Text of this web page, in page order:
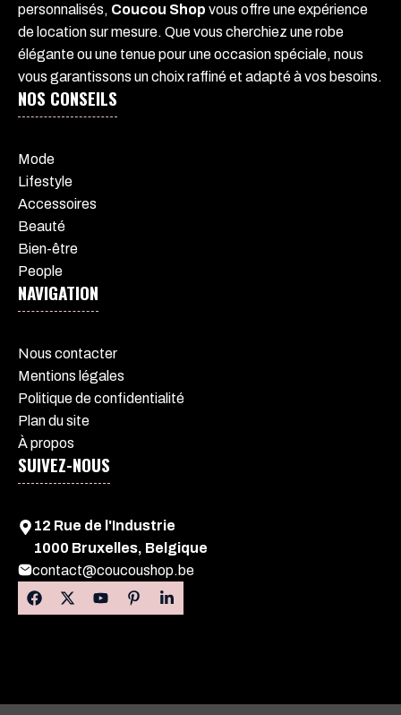
personnalisés, Coucou Shop vous offre une expérience
de location sur mesure. Que vous cherchiez une robe
élégante ou une tenue pour une occasion spéciale, nous
vous garantissons un choix raffiné et adapté à vos besoins.
NOS CONSEILS
Mode
Lifestyle
Accessoires
Beauté
Bien-être
People
NAVIGATION
Nous contacter
Mentions légales
Politique de confidentialité
Plan du site
À propos
SUIVEZ-NOUS
12 Rue de l'Industrie
1000 Bruxelles, Belgique
contact@coucoushop.be